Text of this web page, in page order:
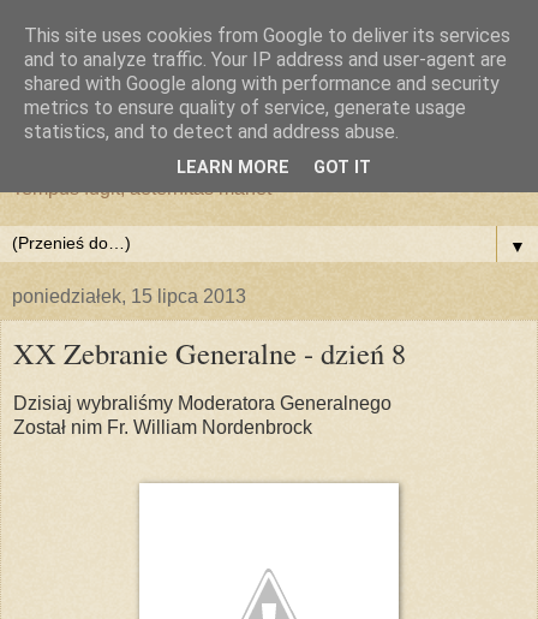
Tempus fugit, aeternitas manet
▼
poniedziałek, 15 lipca 2013
XX Zebranie Generalne - dzień 8
Dzisiaj wybraliśmy Moderatora Generalnego
Został nim Fr. William Nordenbrock
This site uses cookies from Google to deliver its services
and to analyze traffic. Your IP address and user-agent are
shared with Google along with performance and security
metrics to ensure quality of service, generate usage
statistics, and to detect and address abuse.
LEARN MORE GOT IT